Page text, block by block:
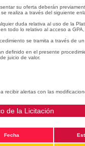
su oferta deberán
se realiza a través del siguiente
duda relativa al uso de la
todo lo relativo al acceso a
se tramita a través de
definido en el presente
juicio de valor.
recibir alertas con las
de la Licitación
Fecha